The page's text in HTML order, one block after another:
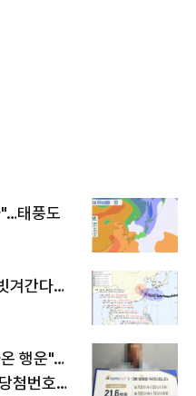
태풍도
겨간다…
행운"…
첨번호조